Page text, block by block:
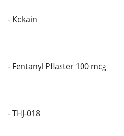
- Kokain
- Fentanyl Pflaster 100 mcg
- THJ-018